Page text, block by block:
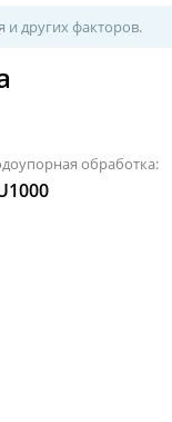
и других факторов.
обработка: